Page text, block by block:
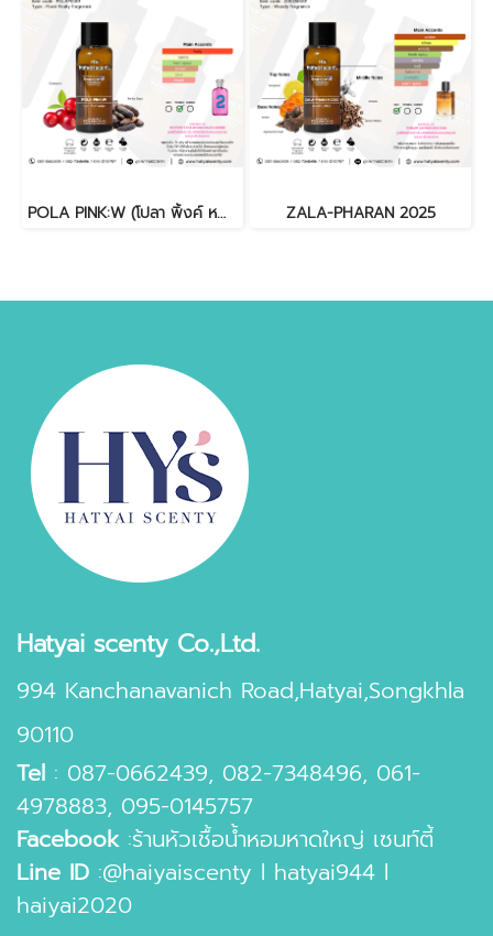
POLA PINK:W (โปลา พิ้งค์ หญิง) ZALA-PHARAN 2025
Hatyai scenty Co.,Ltd.
994 Kanchanavanich Road,Hatyai,Songkhla
90110
Tel : 087-0662439, 082-7348496, 061-
4978883, 095-0145757
Facebook:ร้านหัวเชื้อน้ำหอมหาดใหญ่ เซนท์ตี้
Line ID :@haiyaiscenty l hatyai944 l
haiyai2020